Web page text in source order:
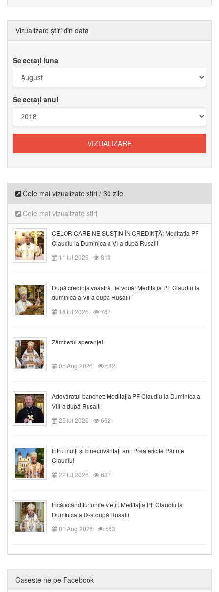
Vizualizare știri din data
Selectați luna
Selectați anul
Cele mai vizualizate știri / 30 zile
Cele mai vizualizate știri
CELOR CARE NE SUSȚIN ÎN CREDINȚĂ: Meditația PF
Claudiu la Duminica a VI-a după Rusalii
11 Iul 2026
813
După credinţa voastră, fie vouă! Meditația PF Claudiu la
duminica a VII-a după Rusalii
18 Iul 2026
767
Zâmbetul speranței
05 Aug 2026 682
Adevăratul banchet: Meditația PF Claudiu la Duminica a
VIII-a după Rusalii
25 Iul 2026
662
Întru mulți și binecuvântați ani, Preafericite Părinte
Claudiu!
22 Iul 2026
637
Încălecând furtunile vieții: Meditația PF Claudiu la
Duminica a IX-a după Rusalii
01 Aug 2026
563
Gaseste-ne pe Facebook